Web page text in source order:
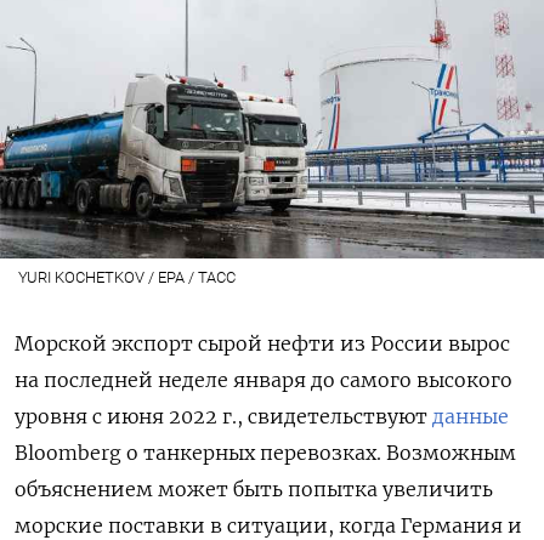
YURI KOCHETKOV / EPA / ТАСС
Морской экспорт сырой нефти из России вырос
на последней неделе января до самого высокого
уровня с июня 2022 г., свидетельствуют данные
Bloomberg о танкерных перевозках. Возможным
объяснением может быть попытка увеличить
морские поставки в ситуации, когда Германия и